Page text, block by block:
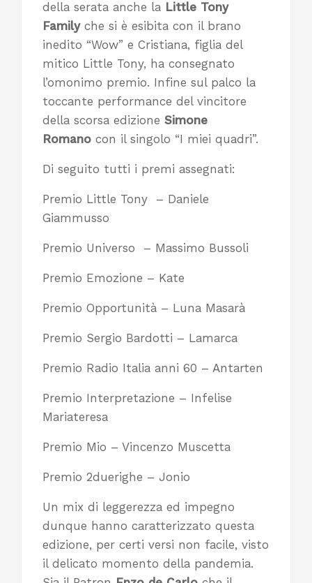
della serata anche la Little Tony
Familyche si è esibita con il brano
inedito “Wow” e Cristiana, figlia del
mitico Little Tony, ha consegnato
l’omonimo premio. Infine sul palco la
toccante performance del vincitore
della scorsa edizione Simone
Romano con il singolo “I miei quadri”.
Di seguito tutti i premi assegnati:
Premio Little Tony – Daniele
Giammusso
Premio Universo – Massimo Bussoli
Premio Emozione – Kate
Premio Opportunità – Luna Masarà
Premio Sergio Bardotti – Lamarca
Premio Radio Italia anni 60 – Antarten
Premio Interpretazione – Infelise
Mariateresa
Premio Mio – Vincenzo Muscetta
Premio 2duerighe – Jonio
Un mix di leggerezza ed impegno
dunque hanno caratterizzato questa
edizione, per certi versi non facile, visto
il delicato momento della pandemia.